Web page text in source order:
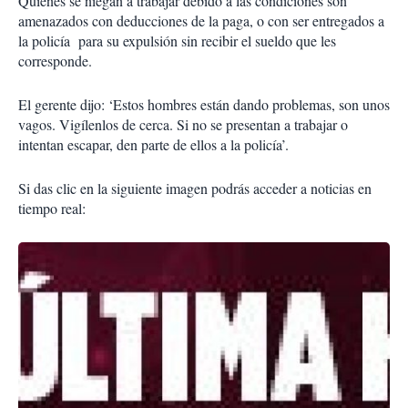
amenazados con deducciones de la paga, o con ser entregados a
la policía para su expulsión sin recibir el sueldo que les
corresponde.
El gerente dijo: ‘Estos hombres están dando problemas, son unos
vagos. Vigílenlos de cerca. Si no se presentan a trabajar o
intentan escapar, den parte de ellos a la policía’.
Si das clic en la siguiente imagen podrás acceder a noticias en
tiempo real: